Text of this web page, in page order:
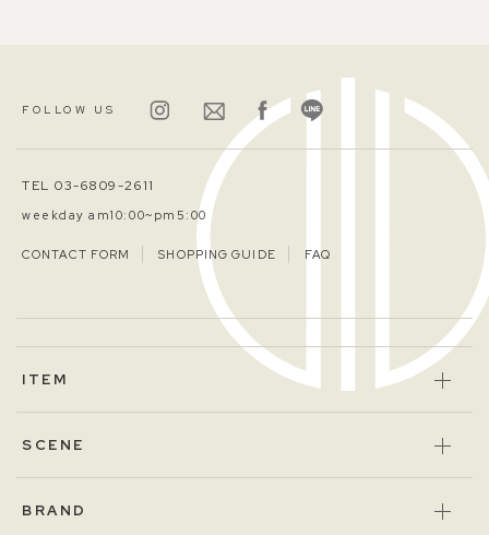
FOLLOW US
TEL 03-6809-2611
weekday am10:00~pm5:00
CONTACT FORM SHOPPING GUIDE FAQ
ITEM
SCENE
BRAND